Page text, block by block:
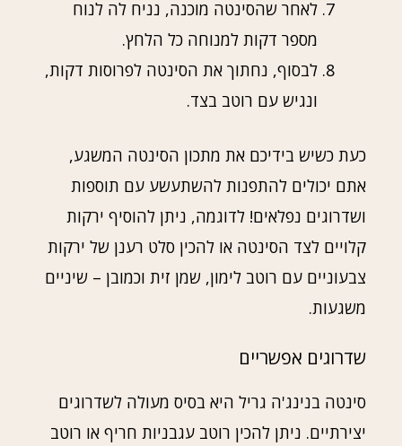
לאחר שהסינטה מוכנה, נניח לה לנוח
מספר דקות למנוחה כל הלחץ.
לבסוף, נחתוך את הסינטה לפרוסות דקות,
ונגיש עם רוטב בצד.
כעת כשיש בידיכם את מתכון הסינטה המשגע,
אתם יכולים להתפנות להשתעשע עם תוספות
ושדרוגים נפלאים! לדוגמה, ניתן להוסיף ירקות
קלויים לצד הסינטה או להכין סלט רענן של ירקות
צבעוניים עם רוטב לימון, שמן זית וכמובן – שיניים
משגעות.
שדרוגים אפשריים
סינטה בנינג'ה גריל היא בסיס מעולה לשדרוגים
יצירתיים. ניתן להכין רוטב עגבניות חריף או רוטב